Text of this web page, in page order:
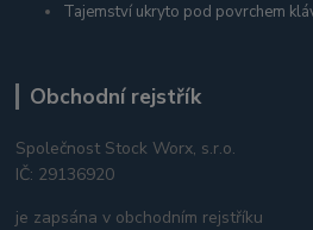
Tajemství ukryto pod povrchem
Obchodní rejstřík
Společnost Stock Worx, s.r.o.
IČ: 29136920
je zapsána v obchodním rejstříku